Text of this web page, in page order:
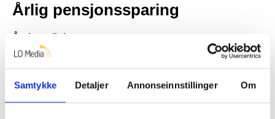
Samtykke Detaljer Annonseinnstillinger Om
Årlig pensjonssparing
Årslønn (kr):